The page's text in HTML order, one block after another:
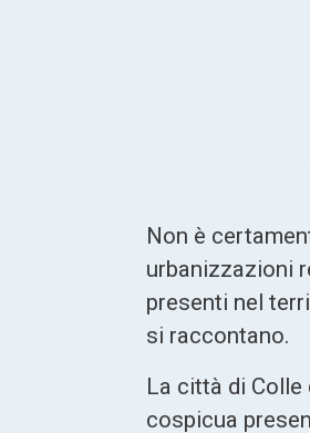
Non è
urbanizzazioni
presenti nel
si raccontano.
La città di Colle
cospicua